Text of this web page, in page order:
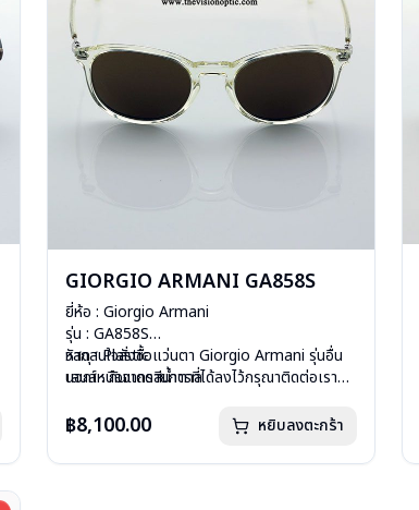
GIORGIO ARMANI GA858S
ยี่ห้อ : Giorgio Armani
รุ่น : GA858S
วัสดุ : Plastic
เลนส์ : กันแดดสีน้ำตาล
อุปกรณ์ : กล่องแว่น, ผ้าเช็ดแว่น
การรับประกัน : 1 ปี
หากสนใจสั่งชื้อแว่นตา Giorgio Armani รุ่นอื่น
นอกเหนือจากรายการที่ได้ลงไว้กรุณาติดต่อเรา
฿8,100.00 หยิบลงตะกร้า